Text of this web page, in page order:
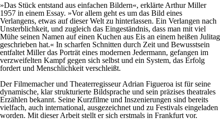
»Das Stück entstand aus einfachen Bildern«, erklärte Arthur Miller
1957 in einem Essay. »Vor allem geht es um das Bild eines
Verlangens, etwas auf dieser Welt zu hinterlassen. Ein Verlangen nach
Unsterblichkeit, und zugleich das Eingeständnis, dass man mit viel
Mühe seinen Namen auf einen Kuchen aus Eis an einem heißen Julitag
geschrieben hat.« In scharfen Schnitten durch Zeit und Bewusstsein
entfaltet Miller das Porträt eines modernen Jedermann, gefangen im
verzweifelten Kampf gegen sich selbst und ein System, das Erfolg
fordert und Menschlichkeit verschleißt.
Der Filmemacher und Theaterregisseur Adrian Figueroa ist für seine
dynamische, klar strukturierte Bildsprache und sein präzises theatrales
Erzählen bekannt. Seine Kurzfilme und Inszenierungen sind bereits
vielfach, auch international, ausgezeichnet und zu Festivals eingeladen
worden. Mit dieser Arbeit stellt er sich erstmals in Frankfurt vor.